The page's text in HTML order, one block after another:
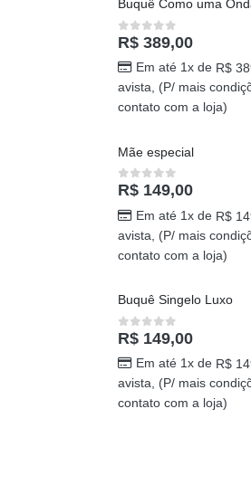
PRODUTOS MAIS AVALIADOS
Buquê Como uma Onda
0out of 5
R$389,00
Em até 1x deR$
contato com a loja)
Mãe especial
0out of 5
R$149,00
Em até 1x deR$
contato com a loja)
Buquê Singelo Luxo
0out of 5
R$149,00
Em até 1x deR$